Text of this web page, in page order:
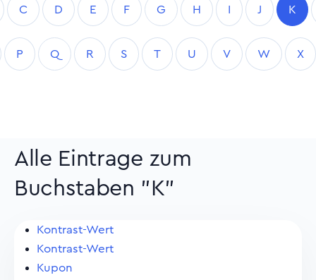
C D E F G H I J K
P Q R S T U V W X
Alle Eintrage zum
Buchstaben "K"
Kontrast-Wert
Kontrast-Wert
Kupon